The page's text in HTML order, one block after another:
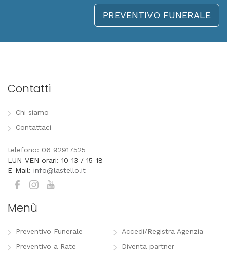
PREVENTIVO FUNERALE
Contatti
Chi siamo
Contattaci
telefono: 06 92917525
LUN-VEN orari: 10-13 / 15-18
E-Mail: info@lastello.it
Menù
Preventivo Funerale
Preventivo a Rate
Accedi/Registra Agenzia
Diventa partner